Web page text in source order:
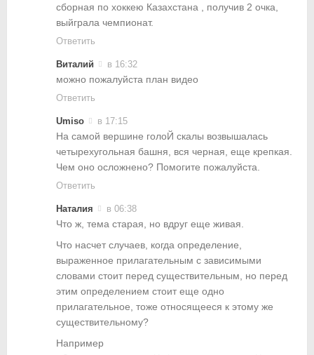
сборная по хоккею Казахстана , получив 2 очка,
выйграла чемпионат.
Ответить
Виталий в 16:32
можно пожалуйста план видео
Ответить
Umiso в 17:15
На самой вершине голоЙ скалы возвышалась
четырехугольная башня, вся черная, еще крепкая.
Чем оно осложнено? Помогите пожалуйста.
Ответить
Наталия в 06:38
Что ж, тема старая, но вдруг еще живая.
Что насчет случаев, когда определение,
выраженное прилагательным с зависимыми
словами стоит перед существительным, но перед
этим определением стоит еще одно
прилагательное, тоже относящееся к этому же
существительному?
Например